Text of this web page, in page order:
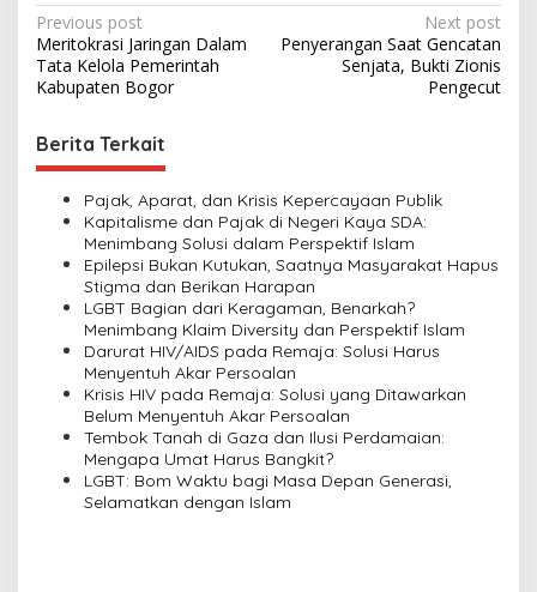
P
o
s
t
n
Previous post
Meritokrasi Jaringan Dalam
Tata Kelola Pemerintah
Kabupaten Bogor
Next post
Penyerangan Saat Gencatan
Senjata, Bukti Zionis
Pengecut
Berita Terkait
Pajak, Aparat, dan Krisis Kepercayaan Publik
Kapitalisme dan Pajak di Negeri Kaya SDA:
Menimbang Solusi dalam Perspektif Islam
Epilepsi Bukan Kutukan, Saatnya Masyarakat Hapus
Stigma dan Berikan Harapan
LGBT Bagian dari Keragaman, Benarkah?
Menimbang Klaim Diversity dan Perspektif Islam
Darurat HIV/AIDS pada Remaja: Solusi Harus
Menyentuh Akar Persoalan
Krisis HIV pada Remaja: Solusi yang Ditawarkan
Belum Menyentuh Akar Persoalan
Tembok Tanah di Gaza dan Ilusi Perdamaian:
Mengapa Umat Harus Bangkit?
LGBT: Bom Waktu bagi Masa Depan Generasi,
Selamatkan dengan Islam